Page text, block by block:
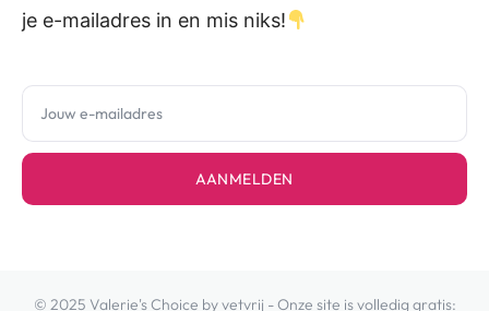
je e-mailadres in en mis niks!
AANMELDEN
© 2025 Valerie's Choice by vetvrij - Onze site is volledig gratis: